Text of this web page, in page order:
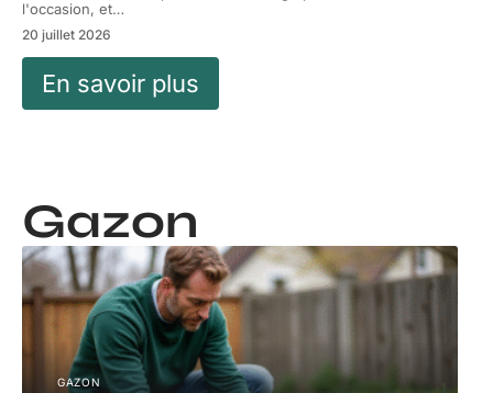
l'occasion, et…
20 juillet 2026
En savoir plus
Gazon
GAZON